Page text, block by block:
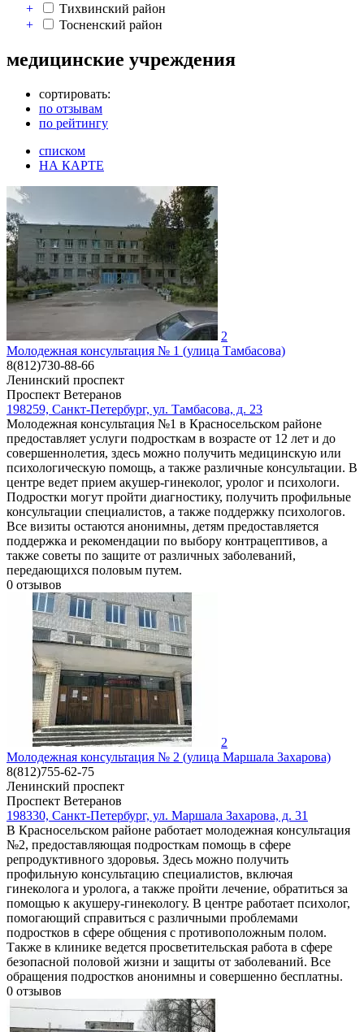
+
Тихвинский район
+
Тосненский район
медицинские учреждения
сортировать:
по отзывам
по рейтингу
списком
НА КАРТЕ
2
Молодежная консультация № 1 (улица Тамбасова)
8(812)730-88-66
Ленинский проспект
Проспект Ветеранов
198259, Санкт-Петербург, ул. Тамбасова, д. 23
Молодежная консультация №1 в Красносельском районе
предоставляет услуги подросткам в возрасте от 12 лет и до
совершеннолетия, здесь можно получить медицинскую или
психологическую помощь, а также различные консультации. В
центре ведет прием акушер-гинеколог, уролог и психологи.
Подростки могут пройти диагностику, получить профильные
консультации специалистов, а также поддержку психологов.
Все визиты остаются анонимны, детям предоставляется
поддержка и рекомендации по выбору контрацептивов, а
также советы по защите от различных заболеваний,
передающихся половым путем.
0 отзывов
2
Молодежная консультация № 2 (улица Маршала Захарова)
8(812)755-62-75
Ленинский проспект
Проспект Ветеранов
198330, Санкт-Петербург, ул. Маршала Захарова, д. 31
В Красносельском районе работает молодежная консультация
№2, предоставляющая подросткам помощь в сфере
репродуктивного здоровья. Здесь можно получить
профильную консультацию специалистов, включая
гинеколога и уролога, а также пройти лечение, обратиться за
помощью к акушеру-гинекологу. В центре работает психолог,
помогающий справиться с различными проблемами
подростков в сфере общения с противоположным полом.
Также в клинике ведется просветительская работа в сфере
безопасной половой жизни и защиты от заболеваний. Все
обращения подростков анонимны и совершенно бесплатны.
0 отзывов